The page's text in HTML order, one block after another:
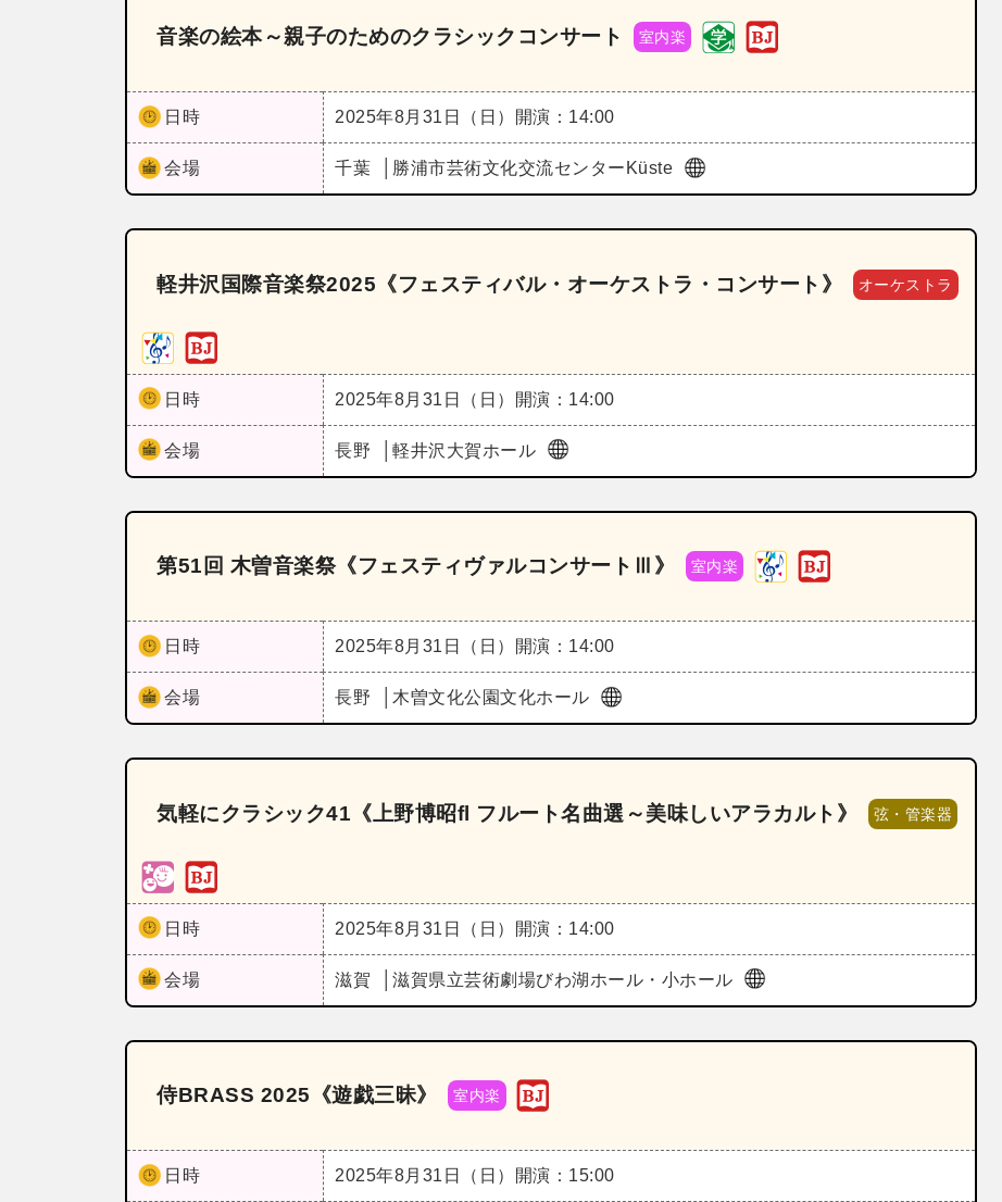
音楽の絵本～親子のためのクラシックコンサート 室内楽
日時 2025年8月31日（日） 開演：14:00
会場 千葉 勝浦市芸術文化交流センターKüste
軽井沢国際音楽祭2025《フェスティバル・オーケストラ・コンサート》 オーケストラ
日時 2025年8月31日（日） 開演：14:00
会場 長野 軽井沢大賀ホール
第51回 木曽音楽祭《フェスティヴァルコンサートⅢ》 室内楽
日時 2025年8月31日（日） 開演：14:00
会場 長野 木曽文化公園文化ホール
気軽にクラシック41《上野博昭fl フルート名曲選～美味しいアラカルト》 弦・管楽器
日時 2025年8月31日（日） 開演：14:00
会場 滋賀 滋賀県立芸術劇場びわ湖ホール・小ホール
侍BRASS 2025《遊戯三昧》 室内楽
日時 2025年8月31日（日） 開演：15:00